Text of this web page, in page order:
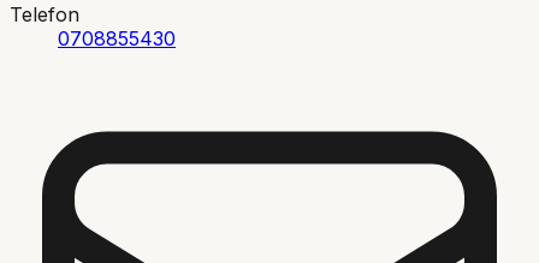
Telefon
0708855430